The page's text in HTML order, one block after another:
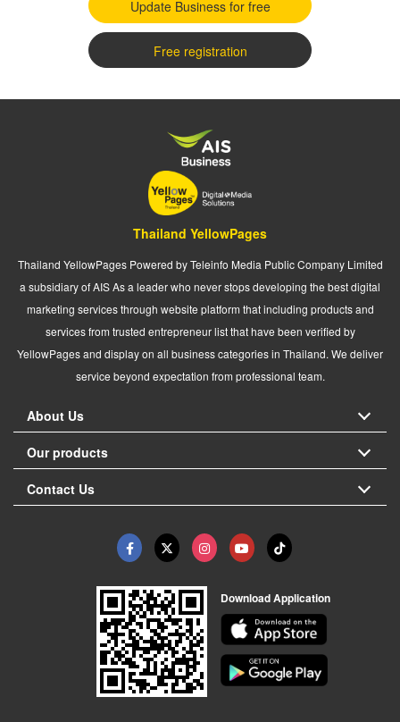
Update Business for free
Free registration
Thailand YellowPages
Thailand YellowPages Powered by Teleinfo Media Public Company Limited
a subsidiary of AIS As a leader who never stops developing the best digital
marketing services through website platform that including products and
services from trusted entrepreneur list that have been verified by
YellowPages and display on all business categories in Thailand. We deliver
service beyond expectation from professional team.
About Us
Our products
Contact Us
Download Application